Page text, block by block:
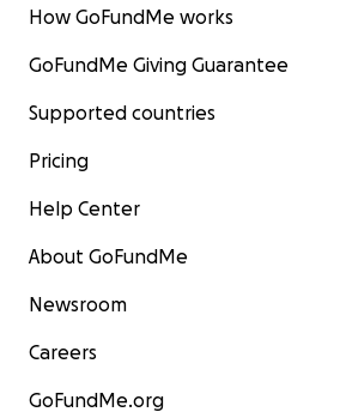
How GoFundMe works
GoFundMe Giving Guarantee
Supported countries
Pricing
Help Center
About GoFundMe
Newsroom
Careers
GoFundMe.org